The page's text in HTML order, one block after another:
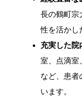
長の鶴町宗
性を活かし
充実した院
室、点滴室
など、患者
います。